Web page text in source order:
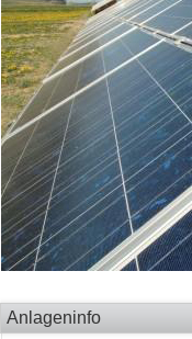
Anlageninfo